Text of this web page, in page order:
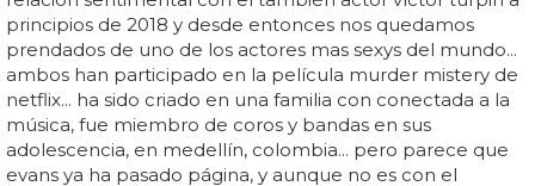
personaje principal, victor salazar, entre 2020 y 2022... y
así, averiguar dónde te encuentras en eso es importante,"
dijo... la serie está dirigida por john a norris, conocido por
su trabajo como productor en la querida serie de drama
juvenil one tree hill... aunque las reseñas para motorheads
han sido variadas, con críticas dispares, los espectadores
lgbtq+ están fijados en una escena muy particular del